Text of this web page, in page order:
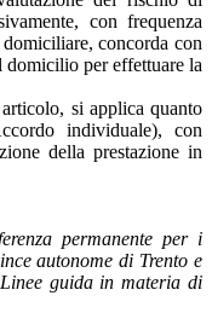
con frequenza
concorda con
domicilio per effettuare la
si applica quanto
individuale), con
della prestazione in
permanente per i
autonome di Trento e
guida in materia di